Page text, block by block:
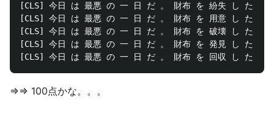
[CLS] 今日 は 最悪 の 一 日 だ 。 財布 を 紛失 し た 。
[CLS] 今日 は 最悪 の 一 日 だ 。 財布 を 用意 し た 。
[CLS] 今日 は 最悪 の 一 日 だ 。 財布 を 破壊 し た 。
[CLS] 今日 は 最悪 の 一 日 だ 。 財布 を 発見 し た 。
⇒⇒ 100点かな。。。